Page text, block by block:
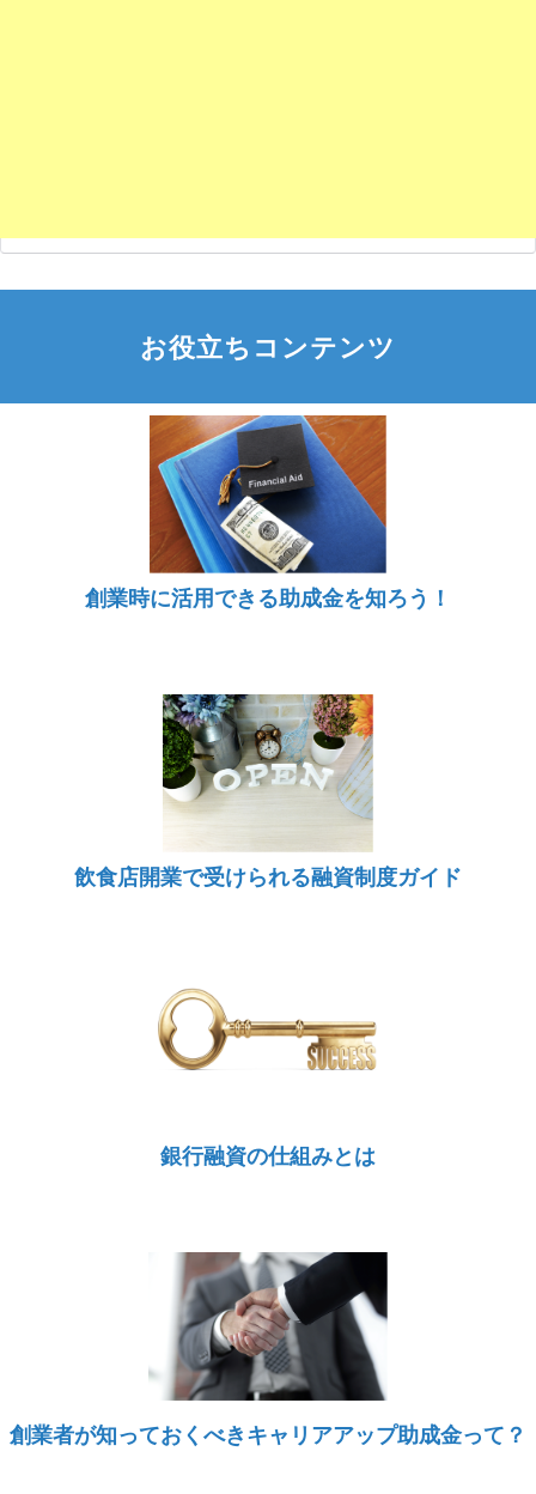
お役立ちコンテンツ
創業時に活用できる助成金を知ろう！
飲食店開業で受けられる融資制度ガイド
銀行融資の仕組みとは
創業者が知っておくべきキャリアアップ助成金って？